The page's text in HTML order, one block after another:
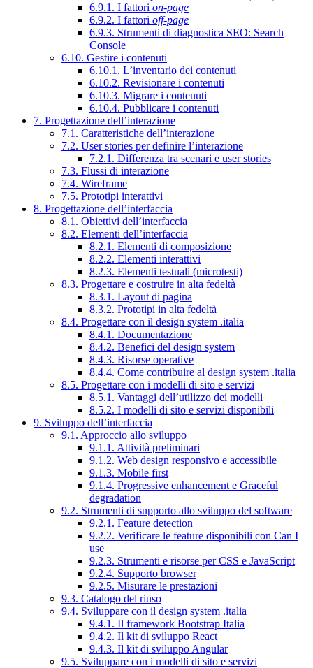
6.9.1. I fattori on-page
6.9.2. I fattori off-page
6.9.3. Strumenti di diagnostica SEO: Search
Console
6.10. Gestire i contenuti
6.10.1. L’inventario dei contenuti
6.10.2. Revisionare i contenuti
6.10.3. Migrare i contenuti
6.10.4. Pubblicare i contenuti
7. Progettazione dell’interazione
7.1. Caratteristiche dell’interazione
7.2. User stories per definire l’interazione
7.2.1. Differenza tra scenari e user stories
7.3. Flussi di interazione
7.4. Wireframe
7.5. Prototipi interattivi
8. Progettazione dell’interfaccia
8.1. Obiettivi dell’interfaccia
8.2. Elementi dell’interfaccia
8.2.1. Elementi di composizione
8.2.2. Elementi interattivi
8.2.3. Elementi testuali (microtesti)
8.3. Progettare e costruire in alta fedeltà
8.3.1. Layout di pagina
8.3.2. Prototipi in alta fedeltà
8.4. Progettare con il design system .italia
8.4.1. Documentazione
8.4.2. Benefici del design system
8.4.3. Risorse operative
8.4.4. Come contribuire al design system .italia
8.5. Progettare con i modelli di sito e servizi
8.5.1. Vantaggi dell’utilizzo dei modelli
8.5.2. I modelli di sito e servizi disponibili
9. Sviluppo dell’interfaccia
9.1. Approccio allo sviluppo
9.1.1. Attività preliminari
9.1.2. Web design responsivo e accessibile
9.1.3. Mobile first
9.1.4. Progressive enhancement e Graceful
degradation
9.2. Strumenti di supporto allo sviluppo del software
9.2.1. Feature detection
9.2.2. Verificare le feature disponibili con Can I
use
9.2.3. Strumenti e risorse per CSS e JavaScript
9.2.4. Supporto browser
9.2.5. Misurare le prestazioni
9.3. Catalogo del riuso
9.4. Sviluppare con il design system .italia
9.4.1. Il framework Bootstrap Italia
9.4.2. Il kit di sviluppo React
9.4.3. Il kit di sviluppo Angular
9.5. Sviluppare con i modelli di sito e servizi